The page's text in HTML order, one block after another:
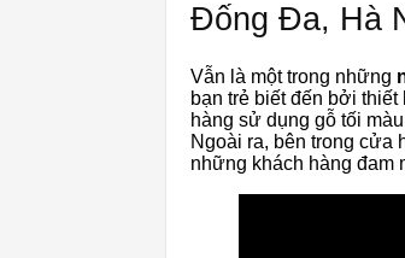
Đống Đa, Hà
Vẫn là một trong những
bạn trẻ biết đến bởi
hàng sử dụng gỗ tối
Ngoài ra, bên trong cửa
những khách hàng đam